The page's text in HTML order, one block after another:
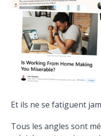
Et ils ne se fatiguent
Tous les angles sont